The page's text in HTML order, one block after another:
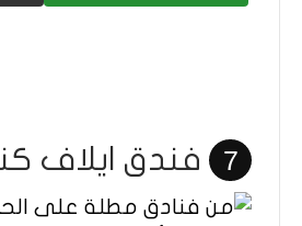
7 فندق ايلاف